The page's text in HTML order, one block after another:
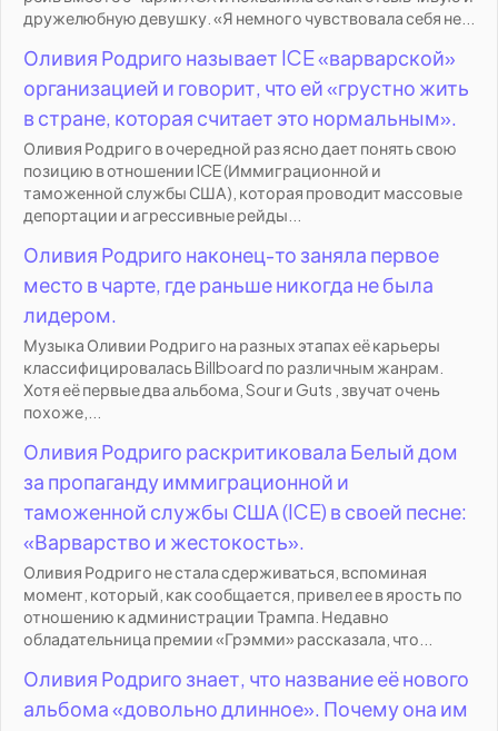
дружелюбную девушку. «Я немного чувствовала себя не...
Оливия Родриго называет ICE «варварской»
организацией и говорит, что ей «грустно жить
в стране, которая считает это нормальным».
Оливия Родриго в очередной раз ясно дает понять свою
позицию в отношении ICE (Иммиграционной и
таможенной службы США), которая проводит массовые
депортации и агрессивные рейды...
Оливия Родриго наконец-то заняла первое
место в чарте, где раньше никогда не была
лидером.
Музыка Оливии Родриго на разных этапах её карьеры
классифицировалась Billboard по различным жанрам.
Хотя её первые два альбома, Sour и Guts , звучат очень
похоже,...
Оливия Родриго раскритиковала Белый дом
за пропаганду иммиграционной и
таможенной службы США (ICE) в своей песне:
«Варварство и жестокость».
Оливия Родриго не стала сдерживаться, вспоминая
момент, который, как сообщается, привел ее в ярость по
отношению к администрации Трампа. Недавно
обладательница премии «Грэмми» рассказала, что...
Оливия Родриго знает, что название её нового
альбома «довольно длинное». Почему она им